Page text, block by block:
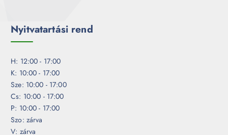
Nyitvatartási rend
H: 12:00 - 17:00
K: 10:00 - 17:00
Sze: 10:00 - 17:00
Cs: 10:00 - 17:00
P: 10:00 - 17:00
Szo: zárva
V: zárva